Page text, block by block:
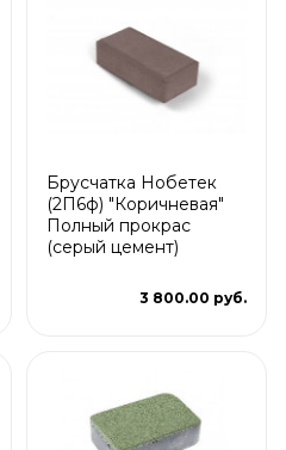
Брусчатка Нобетек
(2П6ф) "Коричневая"
Полный прокрас
(серый цемент)
3 800.00 руб.